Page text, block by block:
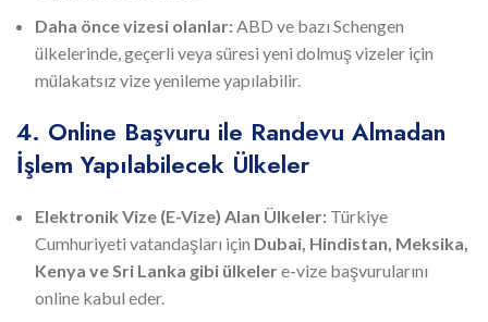
Daha önce vizesi olanlar:ABD ve bazı Schengen
ülkelerinde, geçerli veya süresi yeni dolmuş vizeler için
mülakatsız vize yenileme yapılabilir.
4. Online Başvuru ile Randevu Almadan
İşlem Yapılabilecek Ülkeler
Elektronik Vize (E-Vize) Alan Ülkeler: Türkiye
Cumhuriyeti vatandaşları için Dubai, Hindistan, Meksika,
Kenya ve Sri Lanka gibi ülkelere-vize başvurularını
online kabul eder.